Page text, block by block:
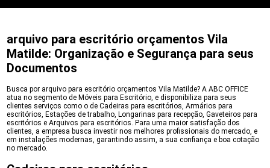
arquivo para escritório orçamentos Vila
Matilde: Organização e Segurança para seus
Documentos
Busca por arquivo para escritório orçamentos Vila Matilde? A ABC OFFICE
atua no segmento de Móveis para Escritório, e disponibiliza para seus
clientes serviços como o de Cadeiras para escritórios, Armários para
escritórios, Estações de trabalho, Longarinas para recepção, Gaveteiros para
escritórios e Arquivos para escritórios. Para uma maior satisfação dos
clientes, a empresa busca investir nos melhores profissionais do mercado, e
em instalações modernas, garantindo assim, a sua confiança e boa cotação
no mercado.